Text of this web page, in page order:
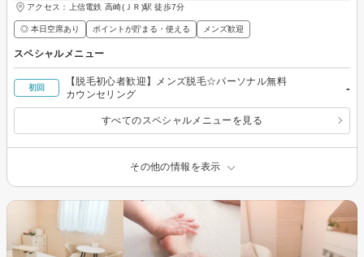
アクセス：上信電鉄 高崎(ＪＲ)駅 徒歩7分
◎ 本日空席あり ポイントが貯まる・使える メンズ歓迎
スペシャルメニュー
初回
【脱毛初心者歓迎】メンズ脱毛☆パーソナル無料
カウンセリング
-
すべてのスペシャルメニューを見る
その他の情報を表示